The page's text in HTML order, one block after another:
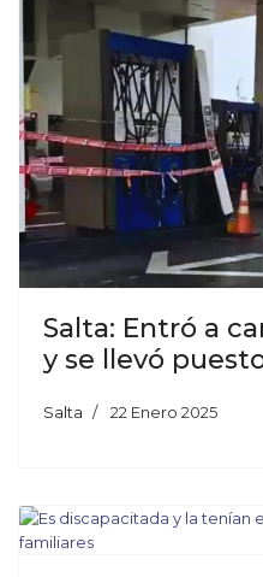
Salta: Entró a
y se llevó
Salta 22 Enero 2025